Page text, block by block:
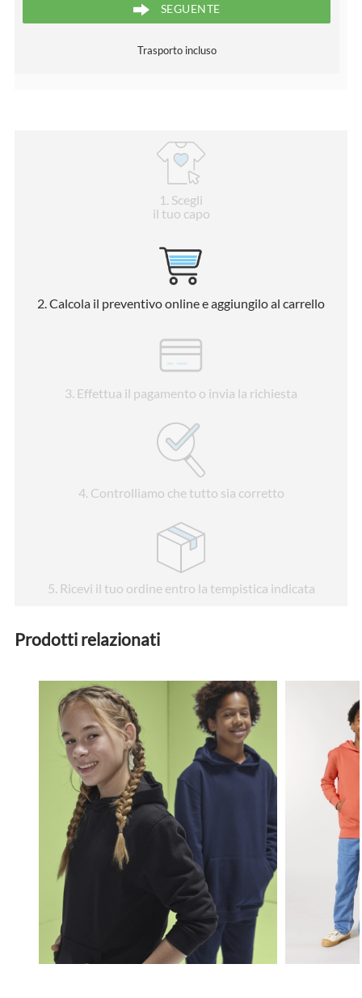
SEGUENTE
Trasporto incluso
1 . Scegli
il tuo capo
2. Calcola il preventivo online e aggiungilo al carrello
3. Effettua il pagamento o invia la richiesta
4. Controlliamo che tutto sia corretto
5. Ricevi il tuo ordine entro la tempistica indicata
Prodotti relazionati